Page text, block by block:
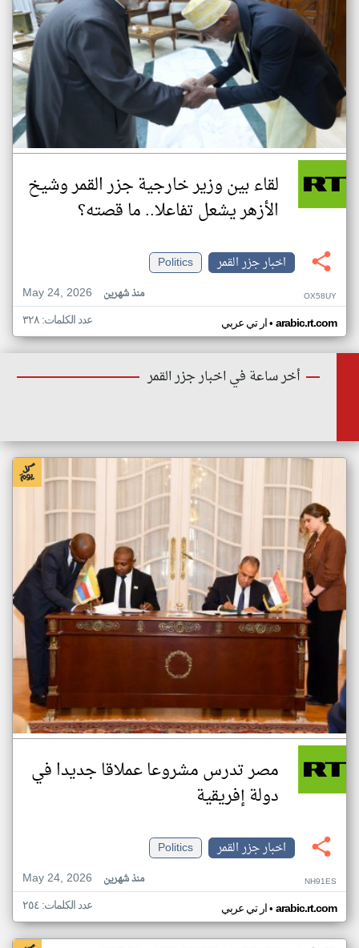
لقاء بين وزير خارجية جزر القمر وشيخ
الأزهر يشعل تفاعلا.. ما قصته؟
اخبار جزر القمر
Politics
May 24, 2026
منذ شهرين OX58UY
ار تي عربي• arabic.rt.com عدد الكلمات: ٣٢٨
أخر ساعة في اخبار جزر القمر
مصر تدرس مشروعا عملاقا جديدا في
دولة إفريقية
اخبار جزر القمر
Politics
May 24, 2026
منذ شهرين NH91ES
ار تي عربي• arabic.rt.com عدد الكلمات: ٢٥٤